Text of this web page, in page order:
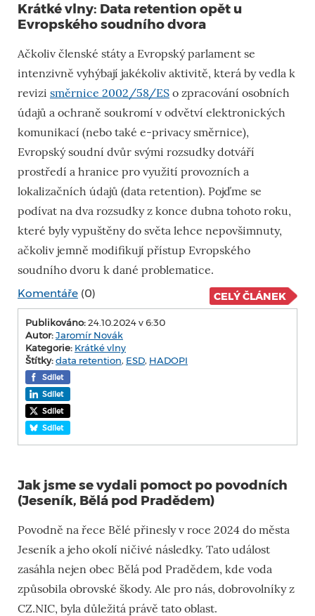
Krátké vlny: Data retention opět u
Evropského soudního dvora
Ačkoliv členské státy a Evropský parlament se
intenzivně vyhýbají jakékoliv aktivitě, která by vedla k
revizi směrnice 2002/58/ES o zpracování osobních
údajů a ochraně soukromí v odvětví elektronických
komunikací (nebo také e-privacy směrnice),
Evropský soudní dvůr svými rozsudky dotváří
prostředí a hranice pro využití provozních a
lokalizačních údajů (data retention). Pojďme se
podívat na dva rozsudky z konce dubna tohoto roku,
které byly vypuštěny do světa lehce nepovšimnuty,
ačkoliv jemně modifikují přístup Evropského
soudního dvoru k dané problematice.
Komentáře (0) CELÝ ČLÁNEK
Publikováno:24.10.2024 v 6:30
Autor:Jaromír Novák
Kategorie: Krátké vlny
Štítky:data retention, ESD, HADOPI
Sdílet
Sdílet
Sdílet
Sdílet
Jak jsme se vydali pomoct po povodních
(Jeseník, Bělá pod Pradědem)
Povodně na řece Bělé přinesly v roce 2024 do města
Jeseník a jeho okolí ničivé následky. Tato událost
zasáhla nejen obec Bělá pod Pradědem, kde voda
způsobila obrovské škody. Ale pro nás, dobrovolníky z
CZ.NIC, byla důležitá právě tato oblast.